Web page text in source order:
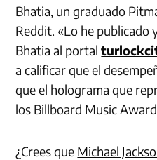
Bhatia, un graduado
Reddit. «Lo he publicado
Bhatia al portal
a calificar que el
que el holograma que
los Billboard Music
¿Crees que Michael